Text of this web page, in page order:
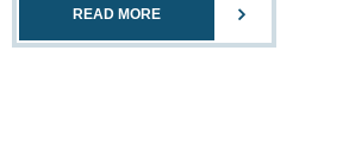
READ MORE